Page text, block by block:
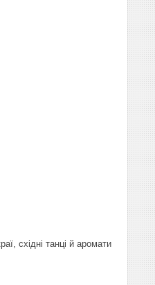
східні танці й аромати